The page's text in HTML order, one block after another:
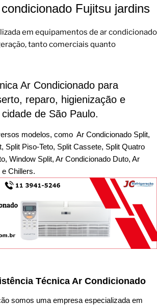
Fujitsu jardins
em equipamentos de ar condicionado
tanto comerciais quanto
Ar Condicionado para
reparo, higienização e
de São Paulo.
modelos, como Ar Condicionado Split,
Split Piso-Teto, Split Cassete, Split Quatro
Window Split, Ar Condicionado Duto, Ar
Chillers.
Técnica Ar Condicionado
somos uma empresa especializada em